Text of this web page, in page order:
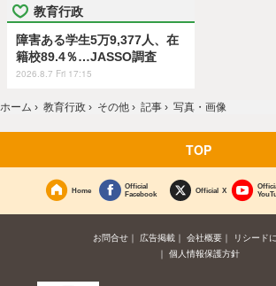
教育行政
障害ある学生5万9,377人、在
籍校89.4％…JASSO調査
2026.8.7 Fri 17:15
ホーム › 教育行政 › その他 › 記事 › 写真・画像
TOP
Home
Official
Facebook
Official X
お問合せ 広告掲載 会社概要
リシード
個人情報保護方針